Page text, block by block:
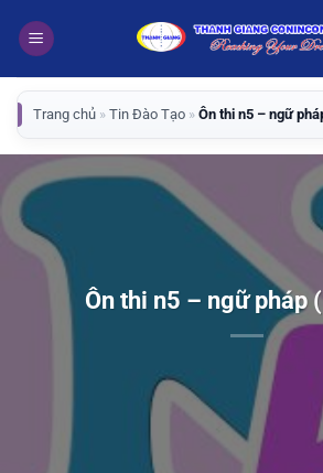
qua
dung
Trang chủ » Tin Đào Tạo » Ôn thi n5 – ngữ
Ôn thi n5 – ngữ pháp